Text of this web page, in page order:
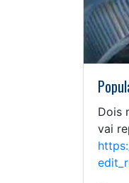
Dois
vai